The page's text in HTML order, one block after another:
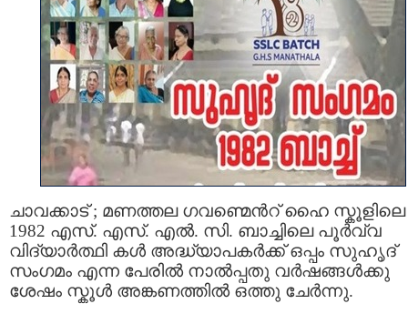
ചാവക്കാട് ; മണത്തല ഗവണ്മെന്‍റ് ഹൈ സ്കൂളിലെ
1982 എസ്. എസ്. എൽ. സി. ബാച്ചിലെ പൂർവ്വ
വിദ്യാർത്ഥി കൾ അദ്ധ്യാപകർക്ക് ഒപ്പം സുഹൃദ്
സംഗമം എന്ന പേരിൽ നാൽപ്പതു വർഷങ്ങൾക്കു
ശേഷം സ്കൂൾ അങ്കണത്തിൽ ഒത്തു ചേർന്നു.